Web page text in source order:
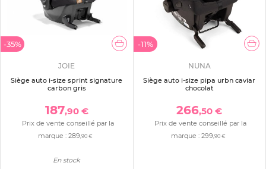
-35%
JOIE
Siège auto i-size sprint signature
carbon gris
187,90 €
Prix de vente conseillé par la
marque :289,90 €
En stock
-11%
NUNA
Siège auto i-size pipa urbn caviar
chocolat
266,50 €
Prix de vente conseillé par la
marque : 299,90 €